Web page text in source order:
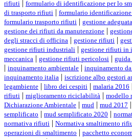
rifiuti | formulario di identificazione per lo
di trasporto rifiuti | formulario
formulario trasporto rifiuti | gestione
gestione dei rifiuti da manutenzione |
degli stracci di officina | gestione rifiuti |
gestione rifiuti industriali | gestione rifiuti in
meccanica | gestione rifiuti pericolosi | guida
| inquinamento ambientale | inquinamento
inquinamento italia | iscrizione albo gestori
legambiente | libro dei cespiti | malaria 2016
rifiuti | miglioramento riciclabilità | modello
Dichiarazione Ambientale | mud | mud 2017 |
semplificato | mud semplificato 2020 |
normativa rifiuti | Normativa smaltimento
operazioni di smaltimento | pacchetto